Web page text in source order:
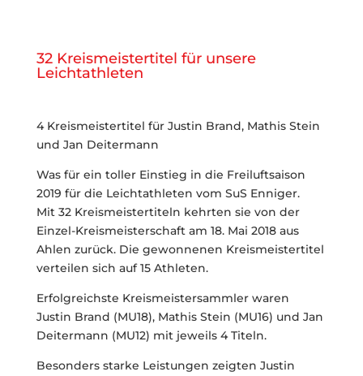
32 Kreismeistertitel für unsere
Leichtathleten
4 Kreismeistertitel für Justin Brand, Mathis Stein
und Jan Deitermann
Was für ein toller Einstieg in die Freiluftsaison
2019 für die Leichtathleten vom SuS Enniger.
Mit 32 Kreismeistertiteln kehrten sie von der
Einzel-Kreismeisterschaft am 18. Mai 2018 aus
Ahlen zurück. Die gewonnenen Kreismeistertitel
verteilen sich auf 15 Athleten.
Erfolgreichste Kreismeistersammler waren
Justin Brand (MU18), Mathis Stein (MU16) und Jan
Deitermann (MU12) mit jeweils 4 Titeln.
Besonders starke Leistungen zeigten Justin